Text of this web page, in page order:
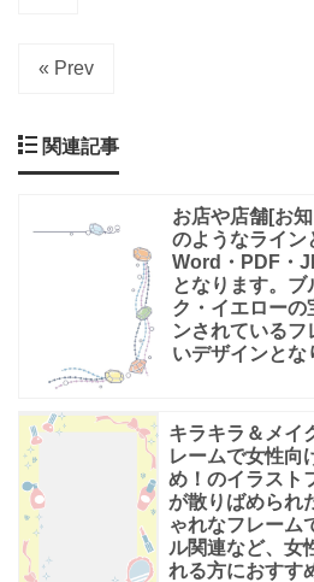
« Prev
関連記事
お店や店舗[お
のようなライン
Word・PDF・
となります。
ク・イエローの
ンされている
いデザインと
キラキラ＆メイ
レームで女性向
め！のイラスト
が散りばめられ
ゃれなフレーム
ル関連など、女
れる方におすす